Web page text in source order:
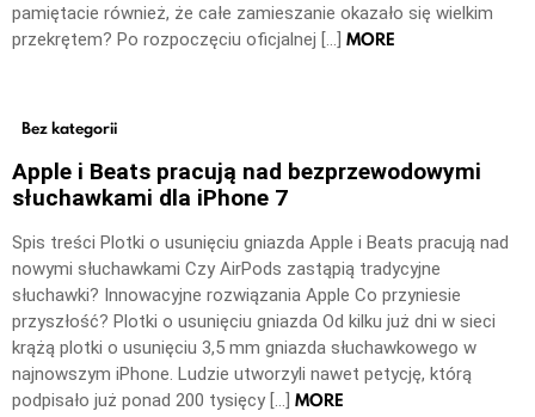
pamiętacie również, że całe zamieszanie okazało się wielkim
przekrętem? Po rozpoczęciu oficjalnej […] MORE
Bez kategorii
Apple i Beats pracują nad bezprzewodowymi
słuchawkami dla iPhone 7
Spis treści Plotki o usunięciu gniazda Apple i Beats pracują nad
nowymi słuchawkami Czy AirPods zastąpią tradycyjne
słuchawki? Innowacyjne rozwiązania Apple Co przyniesie
przyszłość? Plotki o usunięciu gniazda Od kilku już dni w sieci
krążą plotki o usunięciu 3,5 mm gniazda słuchawkowego w
najnowszym iPhone. Ludzie utworzyli nawet petycję, którą
podpisało już ponad 200 tysięcy […] MORE